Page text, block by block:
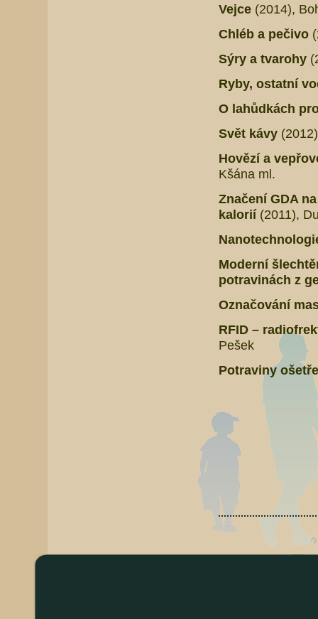
Vejce (2014),
Chléb a pečivo
Sýry a tvarohy
Ryby, ostatní
O lahůdkách
Svět kávy
Hovězí a
Kšána ml.
Značení GDA
kalorií(2011),
Moderní
potravinách z
Označování
RFID –
Pešek
Potraviny